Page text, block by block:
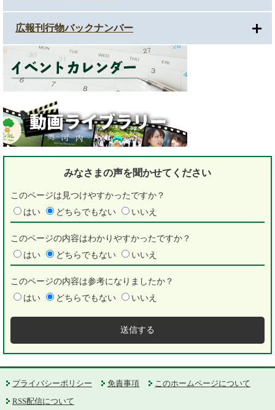
広報刊行物バックナンバー
みなさまの声を聞かせてください
このページは見つけやすかったですか？
はい
どちらでもない いいえ
このページの内容はわかりやすかったですか？
はい
どちらでもない いいえ
このページの内容は参考になりましたか？
はい
どちらでもない いいえ
プライバシーポリシー 免責事項
このホームページについて
RSS配信について